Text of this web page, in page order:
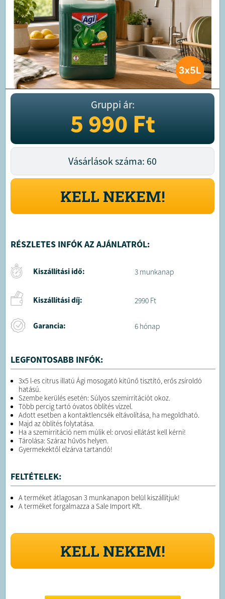
Gruppi ár:
5 990Ft
Vásárlások száma: 60
KELL NEKEM!
RÉSZLETES INFÓK AZ AJÁNLATRÓL:
Kiszállítási idő: 3 munkanap
Kiszállítási díj: 2990 Ft
Garancia: 6 hónap
LEGFONTOSABB INFÓK:
3x5 l-es citrus illatú Ági mosogató kitűnő tisztító, erős zsíroldó
hatású.
Szembe kerülés esetén: Súlyos szemirritációt okoz.
Több percig tartó óvatos öblítés vízzel.
Adott esetben a kontaktlencsék eltávolítása, ha megoldható.
Majd az öblítés folytatása.
Ha a szemirritáció nem múlik el: orvosi ellátást kell kérni!
Tárolása: Száraz hűvös helyen.
Gyermekektől elzárva tartandó!
FELTÉTELEK:
A terméket átlagosan 3 munkanapon belül kiszállítjuk!
A terméket forgalmazza a Sale Import Kft.
KELL NEKEM!